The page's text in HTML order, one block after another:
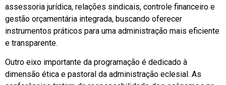
assessoria jurídica, relações sindicais, controle financeiro e
gestão orçamentária integrada, buscando oferecer
instrumentos práticos para uma administração mais eficiente
e transparente.
Outro eixo importante da programação é dedicado à
dimensão ética e pastoral da administração eclesial. As